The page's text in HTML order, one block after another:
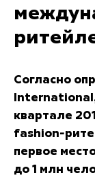
Согласно
квартале
fashion-
первое
до 1 млн